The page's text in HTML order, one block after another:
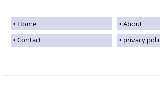
Home
About
Contact
privacy